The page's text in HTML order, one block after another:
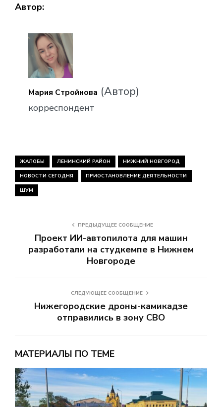
Автор:
Мария Стройнова (Автор)
корреспондент
ЖАЛОБЫ ЛЕНИНСКИЙ РАЙОН НИЖНИЙ НОВГОРОД
НОВОСТИ СЕГОДНЯ ПРИОСТАНОВЛЕНИЕ ДЕЯТЕЛЬНОСТИ
ШУМ
ПРЕДЫДУЩЕЕ СООБЩЕНИЕ
Проект ИИ-автопилота для машин
разработали на студкемпе в Нижнем
Новгороде
СЛЕДУЮЩЕЕ СООБЩЕНИЕ
Нижегородские дроны-камикадзе
отправились в зону СВО
МАТЕРИАЛЫ ПО ТЕМЕ